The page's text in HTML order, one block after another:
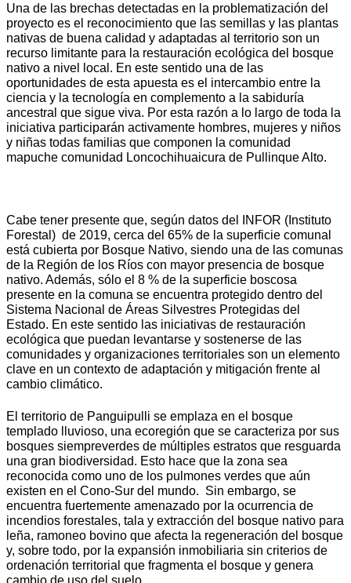
Una de las brechas detectadas en la problematización del
proyecto es el reconocimiento que las semillas y las plantas
nativas de buena calidad y adaptadas al territorio son un
recurso limitante para la restauración ecológica del bosque
nativo a nivel local. En este sentido una de las
oportunidades de esta apuesta es el intercambio entre la
ciencia y la tecnología en complemento a la sabiduría
ancestral que sigue viva. Por esta razón a lo largo de toda la
iniciativa participarán activamente hombres, mujeres y niños
y niñas todas familias que componen la comunidad
mapuche comunidad Loncochihuaicura de Pullinque Alto.
Cabe tener presente que, según datos del INFOR (Instituto
Forestal) de 2019, cerca del 65% de la superficie comunal
está cubierta por Bosque Nativo, siendo una de las comunas
de la Región de los Ríos con mayor presencia de bosque
nativo. Además, sólo el 8 % de la superficie boscosa
presente en la comuna se encuentra protegido dentro del
Sistema Nacional de Áreas Silvestres Protegidas del
Estado. En este sentido las iniciativas de restauración
ecológica que puedan levantarse y sostenerse de las
comunidades y organizaciones territoriales son un elemento
clave en un contexto de adaptación y mitigación frente al
cambio climático.
El territorio de Panguipulli se emplaza en el bosque
templado lluvioso, una ecoregión que se caracteriza por sus
bosques siempreverdes de múltiples estratos que resguarda
una gran biodiversidad. Esto hace que la zona sea
reconocida como uno de los pulmones verdes que aún
existen en el Cono-Sur del mundo. Sin embargo, se
encuentra fuertemente amenazado por la ocurrencia de
incendios forestales, tala y extracción del bosque nativo para
leña, ramoneo bovino que afecta la regeneración del bosque
y, sobre todo, por la expansión inmobiliaria sin criterios de
ordenación territorial que fragmenta el bosque y genera
cambio de uso del suelo.